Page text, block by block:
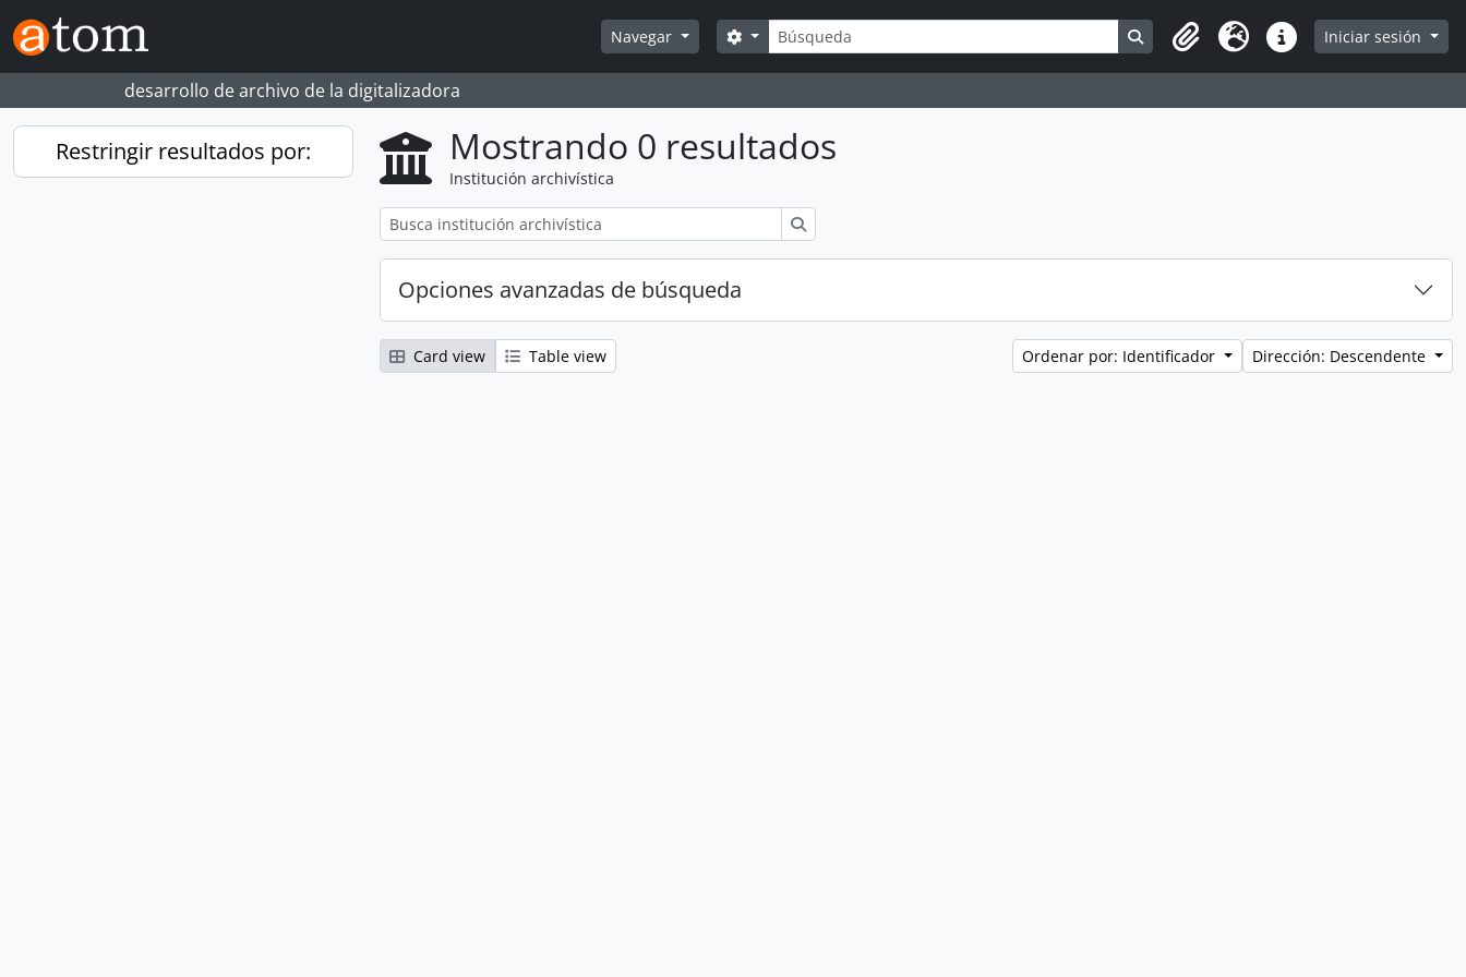
Skip to main content
Navegar
Búsqueda
Search options Search in browse page
Portapapeles
Idioma Enlaces rápidos
Iniciar sesión
desarrollo de archivo de la digitalizadora
Restringir resultados por: Mostrando 0 resultados
Institución archivística
Opciones avanzadas de búsqueda
Card view Table view Ordenar por: Identificador Dirección: Descendente